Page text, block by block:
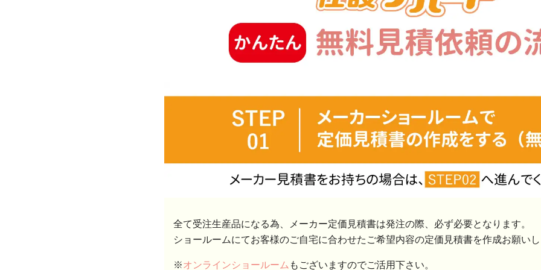
全て受注生産品になる為、メーカー定価見積書は発注の際、必ず必要となります。
ショールームにてお客様のご自宅に合わせたご希望内容の定価見積書を作成お願い
※オンラインショールーム もございますのでご活用下さい。